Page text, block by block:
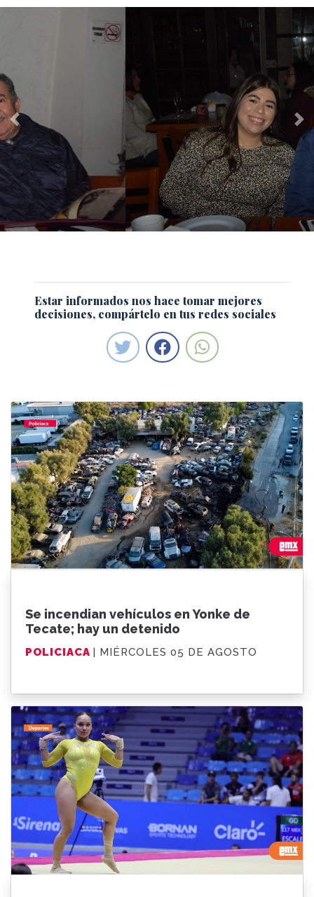
Se incendian vehículos en Yonke de
Tecate; hay un detenido
POLICIACA | MIÉRCOLES 05 DE AGOSTO
Previous
Estar informados nos hace tomar mejores
decisiones, compártelo en tus redes sociales